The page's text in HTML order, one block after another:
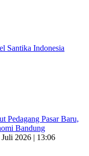
Santika Indonesia
Pedagang Pasar Baru,
Bandung
2026 | 13:06